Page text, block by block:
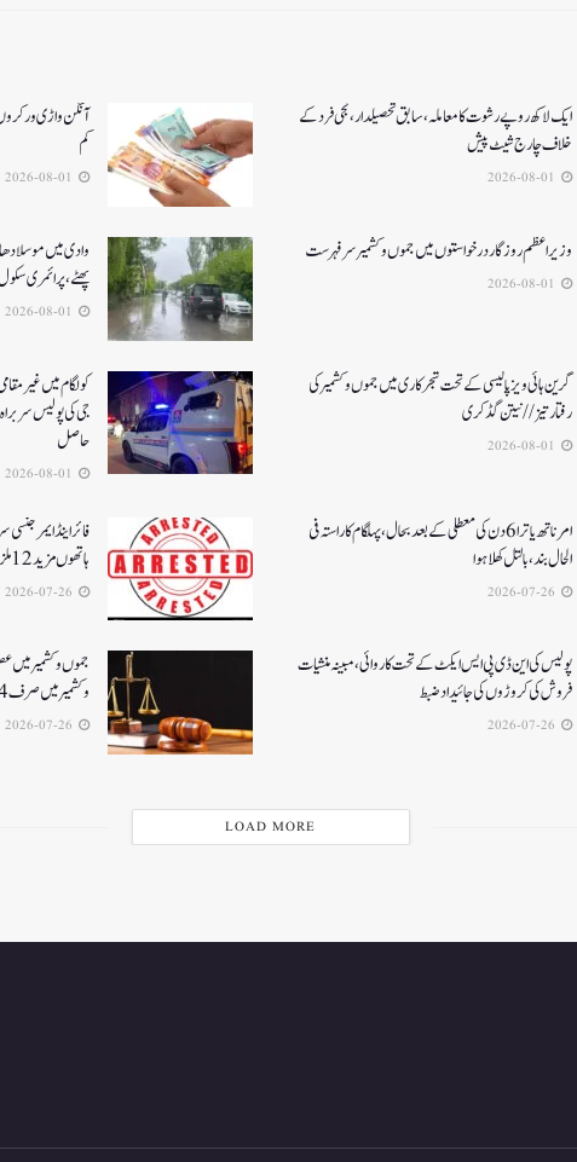
ایک لاکھ روپے رشوت کا معاملہ،سابق تحصیلدار، نجی فرد کے
خلاف چارج شیٹ پیش
آنگن واڑی ورکروں
کم
وزیر اعظم روزگار درخواستوں میں جموں و کشمیر سرفہرست
وادی میں
پھٹے، پرائمری
گرین ہائی ویز پالیسی کے تحت شجرکاری میں جموں و کشمیر کی
رفتار تیز// نیتن گڈکری
جی کی پولیس
حاصل
امرناتھ یاترا 6دن کی معطلی کے بعد بحال،پہلگام کا راستہ فی
الحال بند، بالتل کھلا ہوا
فائر اینڈ
ہاتھوں مزید 12 ملزمان گرفتار
پولیس کی این ڈی پی ایس ایکٹ کے تحت کاروائی، مبینہ منشیات
فروش کی کروڑوں کی جائیداد ضبط
جموں و کشمیر میں
و کشمیر میں صرف 4 فاسٹ ٹریک سپیشل عدالتیں فعال
LOAD MORE